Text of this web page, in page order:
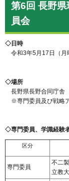
第6回 長野
員会
◇日時
令和3年5月17日（
◇場所
長野県長野合同庁舎
※専門委員及び戦略
◇専門委員、学識経験
区分
専門委員
不二
立教